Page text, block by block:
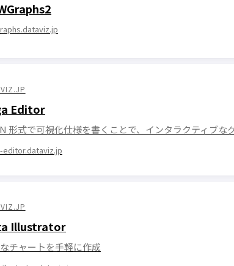
Editor
形式で可視化仕様を書くことで、インタラクティブ
editor.dataviz.jp
Illustrator
チャートを手軽に作成